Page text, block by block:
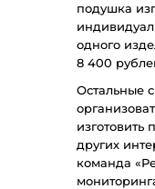
Остальные
изготовить
других
команда
подушка
одного
8 400